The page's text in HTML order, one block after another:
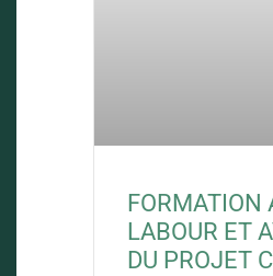
FORMATION
LABOUR ET
DU PROJET